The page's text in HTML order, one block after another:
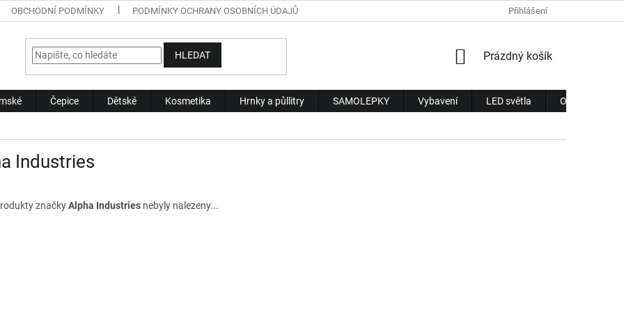
OBCHODNÍ PODMÍNKY PODMÍNKY OCHRANY OSOBNÍCH ÚDAJŮ Přihlášení
HLEDAT
NÁKUPNÍ
Prázdný košík
Čepice Dětské Kosmetika Hrnky a půllitry SAMOLEPKY Vybavení LED světla Obchodní
Industries
značkyAlpha Industries nebyly nalezeny...